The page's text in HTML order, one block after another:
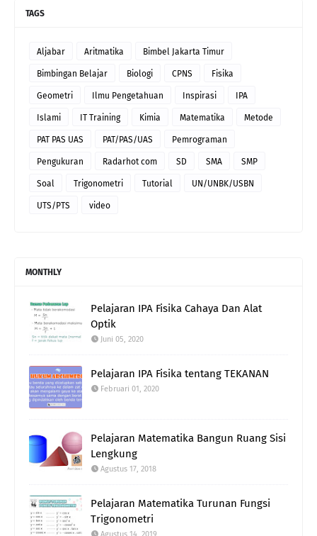
TAGS
Aljabar Aritmatika Bimbel Jakarta Timur
Bimbingan Belajar Biologi CPNS Fisika
Geometri Ilmu Pengetahuan Inspirasi IPA
Islami IT Training Kimia Matematika Metode
PAT PAS UAS PAT/PAS/UAS Pemrograman
Pengukuran Radarhot com SD SMA SMP
Soal Trigonometri Tutorial UN/UNBK/USBN
UTS/PTS video
MONTHLY
Pelajaran IPA Fisika Cahaya Dan Alat
Optik
Juni 05, 2020
Pelajaran IPA Fisika tentang TEKANAN
Februari 01, 2020
Pelajaran Matematika Bangun Ruang Sisi
Lengkung
Agustus 17, 2018
Pelajaran Matematika Turunan Fungsi
Trigonometri